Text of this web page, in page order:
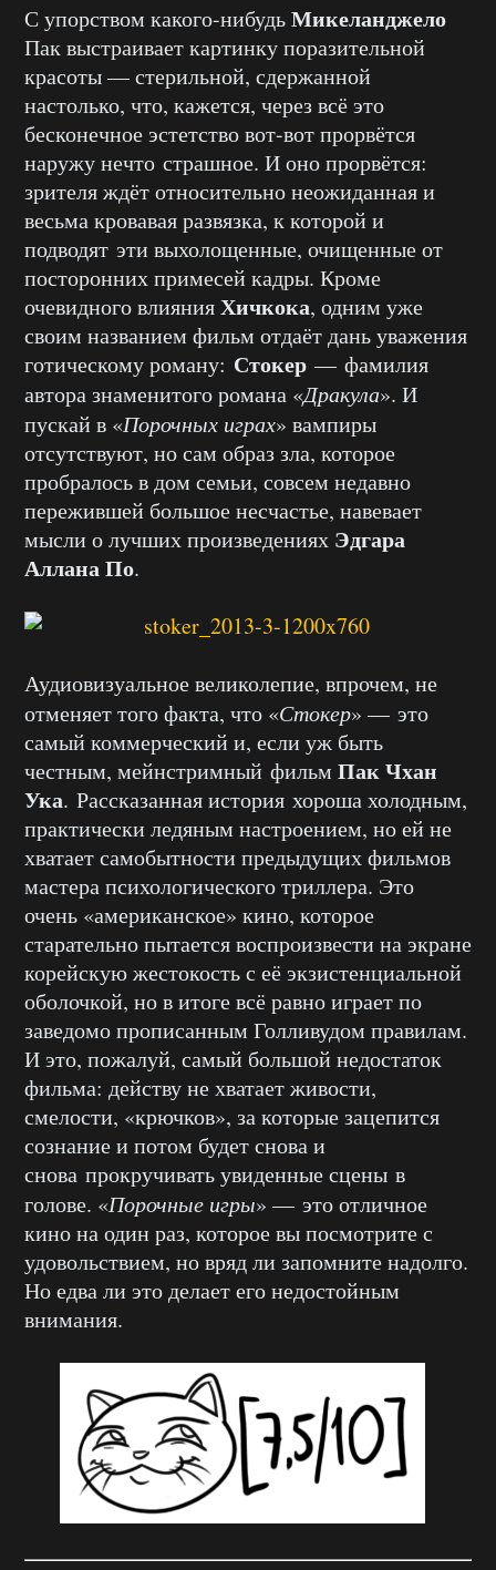
С упорством какого-нибудьМикеланджело
Пак выстраивает картинку поразительной
красоты — стерильной, сдержанной
настолько, что, кажется, через всё это
бесконечное эстетство вот-вот прорвётся
наружу нечто страшное. И оно прорвётся:
зрителя ждёт относительно неожиданная и
весьма кровавая развязка, к которой и
подводят эти выхолощенные, очищенные от
посторонних примесей кадры. Кроме
очевидного влиянияХичкока, одним уже
своим названием фильм отдаёт дань уважения
готическому роману: Стокер — фамилия
автора знаменитого романа «Дракула». И
пускай в «Порочных играх» вампиры
отсутствуют, но сам образ зла, которое
пробралось в дом семьи, совсем недавно
пережившей большое несчастье, навевает
мысли о лучших произведениях Эдгара
Аллана По.
Аудиовизуальное великолепие, впрочем, не
отменяет того факта, что «Стокер» — это
самый коммерческий и, если уж быть
честным, мейнстримный фильм Пак Чхан
Ука. Рассказанная история хороша холодным,
практически ледяным настроением, но ей не
хватает самобытности предыдущих фильмов
мастера психологического триллера. Это
очень «американское» кино, которое
старательно пытается воспроизвести на экране
корейскую жестокость с её экзистенциальной
оболочкой, но в итоге всё равно играет по
заведомо прописанным Голливудом правилам.
И это, пожалуй, самый большой недостаток
фильма: действу не хватает живости,
смелости, «крючков», за которые зацепится
сознание и потом будет снова и
снова прокручивать увиденные сцены в
голове. «Порочные игры» — это отличное
кино на один раз, которое вы посмотрите с
удовольствием, но вряд ли запомните надолго.
Но едва ли это делает его недостойным
внимания.